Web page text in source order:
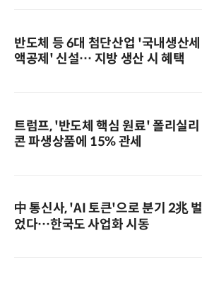
반도체 등 6대 첨단산업 '국내생산세
액공제' 신설… 지방 생산 시 혜택
트럼프, '반도체 핵심 원료' 폴리실리
콘 파생상품에 15% 관세
中 통신사, 'AI 토큰'으로 분기 2兆 벌
었다…한국도 사업화 시동